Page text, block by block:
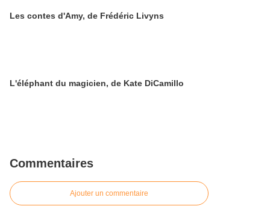
Les contes d'Amy, de Frédéric Livyns
L'éléphant du magicien, de Kate DiCamillo
Commentaires
Ajouter un commentaire